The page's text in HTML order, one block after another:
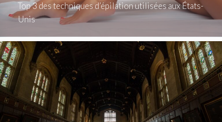
Top 3 des techniques d’épilation utilisées aux États-
Unis